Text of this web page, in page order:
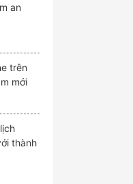
an
trên
mới
thành